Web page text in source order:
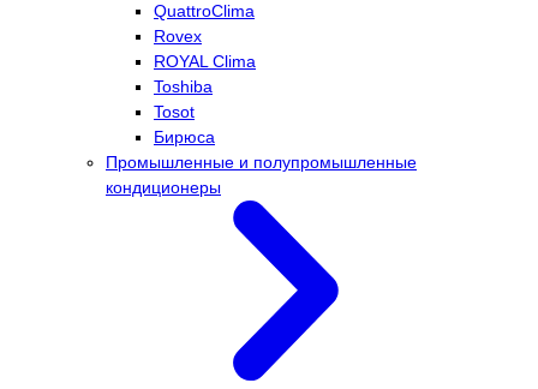
QuattroClima
Rovex
ROYAL Clima
Toshiba
Tosot
Бирюса
Промышленные и полупромышленные
кондиционеры